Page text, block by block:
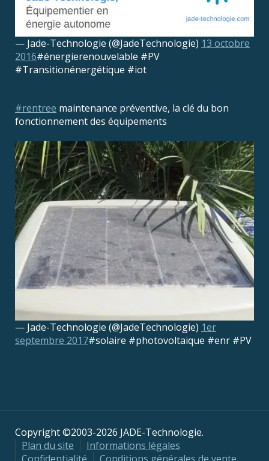
— Jade-Technologie (@JadeTechnologie) 13 octobre
2016#énergierenouvelable #PV
#Transitionénergétique #iot
#rentree maintenance préventive, la clé du bon
fonctionnement des équipements
— Jade-Technologie (@JadeTechnologie) 1er
septembre 2017#solaire #photovoltaique #enr #PV
Copyright ©2003-2026 JADE-Technologie.
Plan du site
Informations légales